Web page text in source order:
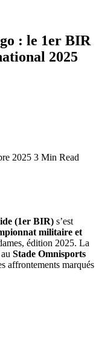
: le 1er BIR
2025
2025 3 Min Read
(1er BIR) s’est
militaire et
édition 2025. La
au Stade Omnisports
affrontements marqués